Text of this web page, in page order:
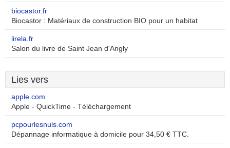
biocastor.fr
Biocastor : Matériaux de construction BIO pour un habitat
lirela.fr
Salon du livre de Saint Jean d'Angly
Lies vers
apple.com
Apple - QuickTime - Téléchargement
pcpourlesnuls.com
Dépannage informatique à domicile pour 34,50 € TTC.